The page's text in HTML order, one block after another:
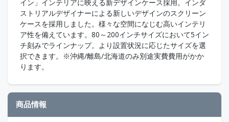
イン」インテリアに映える新デザインケース採用。インダ
ストリアルデザイナーによる新しいデザインのスクリーン
ケースを採用しました。様々な空間になじむ高いインテリ
ア性を備えています。80～200インチサイズにおいて5イン
チ刻みでラインナップ。より設置状況に応じたサイズを選
択できます。※沖縄/離島/北海道のみ別途実費費用がかか
ります。
商品情報